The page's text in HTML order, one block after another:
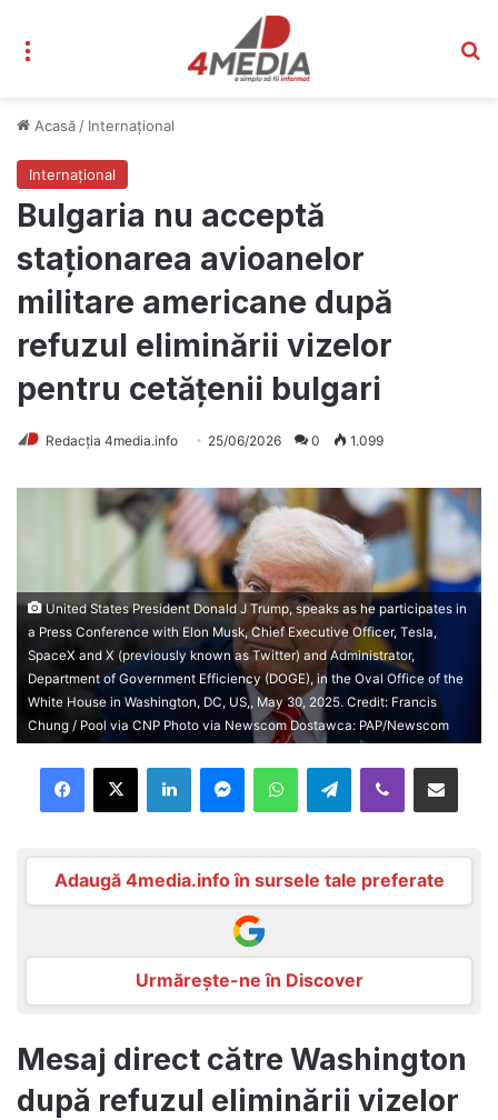
Acasă / Internațional
Internațional
Bulgaria nu acceptă
staționarea avioanelor
militare americane după
refuzul eliminării vizelor
pentru cetățenii bulgari
Redacția 4media.info 25/06/2026 0 1.099
United States President Donald J Trump, speaks as he participates in
a Press Conference with Elon Musk, Chief Executive Officer, Tesla,
SpaceX and X (previously known as Twitter) and Administrator,
Department of Government Efficiency (DOGE), in the Oval Office of the
White House in Washington, DC, US,, May 30, 2025. Credit: Francis
Chung / Pool via CNP Photo via Newscom Dostawca: PAP/Newscom
Facebook
X LinkedInMessengerWhatsAppTelegramViber Distribuie prin mail
Adaugă 4media.info în sursele tale preferate
Urmărește-ne în Discover
Mesaj direct către Washington
după refuzul eliminării vizelor